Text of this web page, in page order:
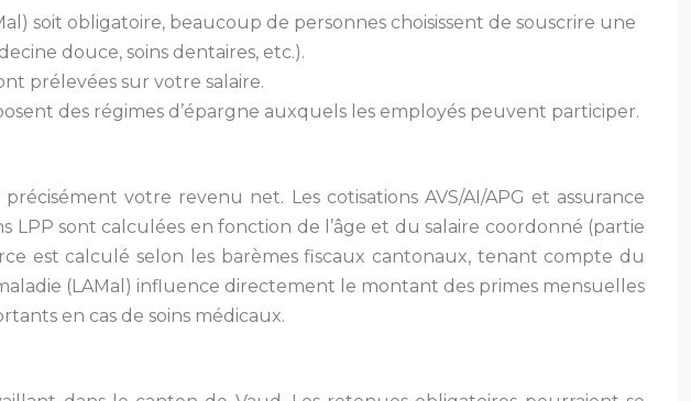
soit obligatoire, beaucoup de personnes choisissent de souscrire une
douce, soins dentaires, etc.).
prélevées sur votre salaire.
des régimes d’épargne auxquels les employés peuvent participer.
votre revenu net. Les cotisations AVS/AI/APG et assurance
sont calculées en fonction de l’âge et du salaire coordonné (partie
est calculé selon les barèmes fiscaux cantonaux, tenant compte du
(LAMal) influence directement le montant des primes mensuelles
en cas de soins médicaux.